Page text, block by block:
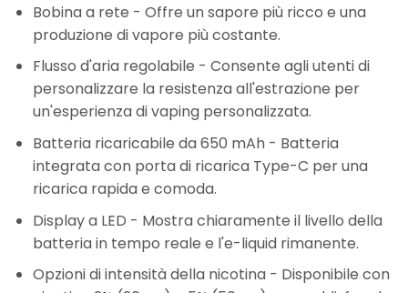
Bobina a rete - Offre un sapore più ricco e una
produzione di vapore più costante.
Flusso d'aria regolabile - Consente agli utenti di
personalizzare la resistenza all'estrazione per
un'esperienza di vaping personalizzata.
Batteria ricaricabile da 650 mAh- Batteria
integrata con porta di ricarica Type-C per una
ricarica rapida e comoda.
Display a LED - Mostra chiaramente il livello della
batteria in tempo reale e l'e-liquid rimanente.
Opzioni di intensità della nicotina- Disponibile con